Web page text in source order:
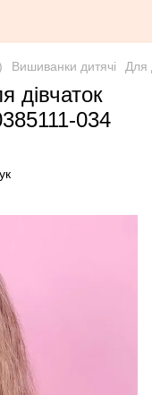
Вишиванки дитячі Для
дівчаток
034